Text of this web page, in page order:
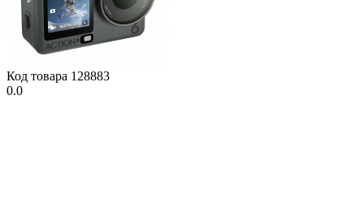
Код товара 128883
0.0